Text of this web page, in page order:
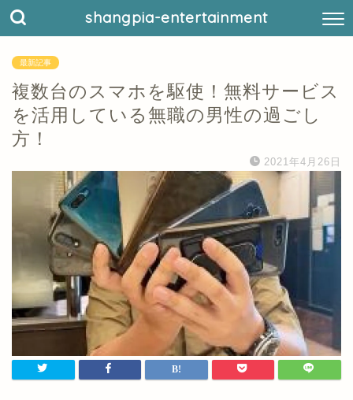
shangpia-entertainment
最新記事
複数台のスマホを駆使！無料サービス
を活用している無職の男性の過ごし
方！
2021年4月26日